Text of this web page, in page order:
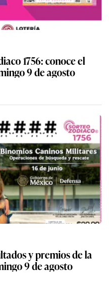
1756: conoce el
9 de agosto
y premios de la
9 de agosto